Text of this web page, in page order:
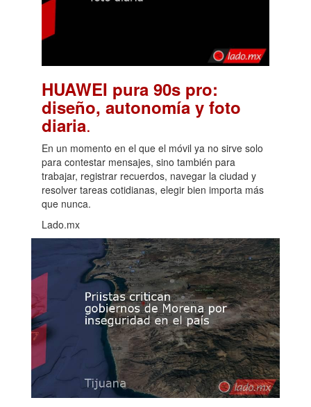
HUAWEI pura 90s pro:
diseño, autonomía y foto
diaria.
En un momento en el que el móvil ya no sirve solo
para contestar mensajes, sino también para
trabajar, registrar recuerdos, navegar la ciudad y
resolver tareas cotidianas, elegir bien importa más
que nunca.
Lado.mx